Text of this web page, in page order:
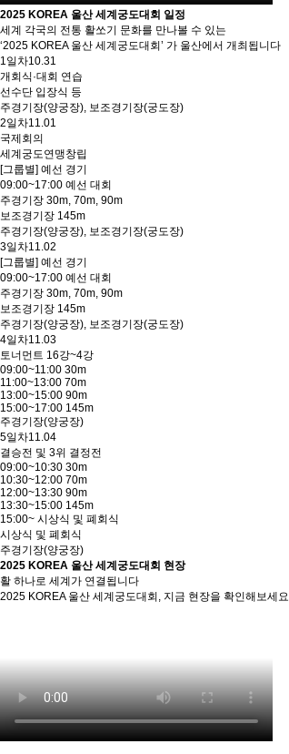
2025 KOREA 울산 세계궁도대회 일정
세계 각국의 전통 활쏘기 문화를 만나볼 수 있는
‘2025 KOREA 울산 세계궁도대회’ 가 울산에서 개최됩니다
1일차10.31
개회식·대회 연습
선수단 입장식 등
주경기장(양궁장), 보조경기장(궁도장)
2일차11.01
국제회의
세계궁도연맹창립
[그룹별] 예선 경기
09:00~17:00 예선 대회
주경기장 30m, 70m, 90m
보조경기장 145m
주경기장(양궁장), 보조경기장(궁도장)
3일차11.02
[그룹별] 예선 경기
09:00~17:00 예선 대회
주경기장 30m, 70m, 90m
보조경기장 145m
주경기장(양궁장), 보조경기장(궁도장)
4일차11.03
토너먼트 16강~4강
09:00~11:00 30m
11:00~13:00 70m
13:00~15:00 90m
15:00~17:00 145m
주경기장(양궁장)
5일차11.04
결승전 및 3위 결정전
09:00~10:30 30m
10:30~12:00 70m
12:00~13:30 90m
13:30~15:00 145m
15:00~ 시상식 및 폐회식
시상식 및 폐회식
주경기장(양궁장)
2025 KOREA 울산 세계궁도대회 현장
활 하나로 세계가 연결됩니다
2025 KOREA 울산 세계궁도대회, 지금 현장을 확인해보세요